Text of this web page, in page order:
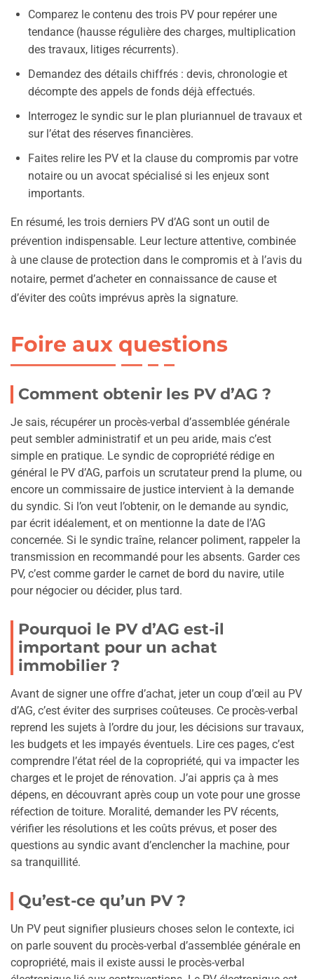
Comparez le contenu des trois PV pour repérer une
tendance (hausse régulière des charges, multiplication
des travaux, litiges récurrents).
Demandez des détails chiffrés : devis, chronologie et
décompte des appels de fonds déjà effectués.
Interrogez le syndic sur le plan pluriannuel de travaux et
sur l’état des réserves financières.
Faites relire les PV et la clause du compromis par votre
notaire ou un avocat spécialisé si les enjeux sont
importants.
En résumé, les trois derniers PV d’AG sont un outil de
prévention indispensable. Leur lecture attentive, combinée
à une clause de protection dans le compromis et à l’avis du
notaire, permet d’acheter en connaissance de cause et
d’éviter des coûts imprévus après la signature.
Foire aux questions
Comment obtenir les PV d’AG ?
Je sais, récupérer un procès-verbal d’assemblée générale
peut sembler administratif et un peu aride, mais c’est
simple en pratique. Le syndic de copropriété rédige en
général le PV d’AG, parfois un scrutateur prend la plume, ou
encore un commissaire de justice intervient à la demande
du syndic. Si l’on veut l’obtenir, on le demande au syndic,
par écrit idéalement, et on mentionne la date de l’AG
concernée. Si le syndic traîne, relancer poliment, rappeler la
transmission en recommandé pour les absents. Garder ces
PV, c’est comme garder le carnet de bord du navire, utile
pour négocier ou décider, plus tard.
Pourquoi le PV d’AG est-il
important pour un achat
immobilier ?
Avant de signer une offre d’achat, jeter un coup d’œil au PV
d’AG, c’est éviter des surprises coûteuses. Ce procès-verbal
reprend les sujets à l’ordre du jour, les décisions sur travaux,
les budgets et les impayés éventuels. Lire ces pages, c’est
comprendre l’état réel de la copropriété, qui va impacter les
charges et le projet de rénovation. J’ai appris ça à mes
dépens, en découvrant après coup un vote pour une grosse
réfection de toiture. Moralité, demander les PV récents,
vérifier les résolutions et les coûts prévus, et poser des
questions au syndic avant d’enclencher la machine, pour
sa tranquillité.
Qu’est-ce qu’un PV ?
Un PV peut signifier plusieurs choses selon le contexte, ici
on parle souvent du procès-verbal d’assemblée générale en
copropriété, mais il existe aussi le procès-verbal